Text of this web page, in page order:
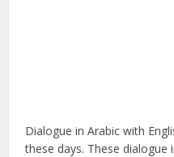
Dialogue in Arabic with
these days. These dialogue